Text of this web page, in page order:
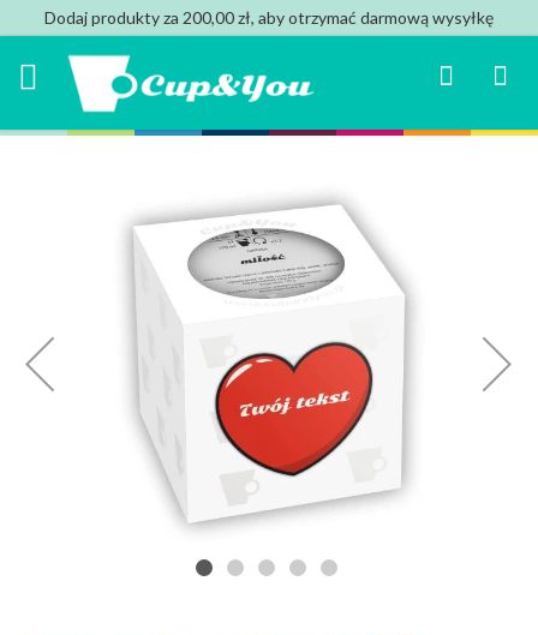
Dodaj produkty za 200,00 zł, aby otrzymać darmową wysyłkę
Mój
Search